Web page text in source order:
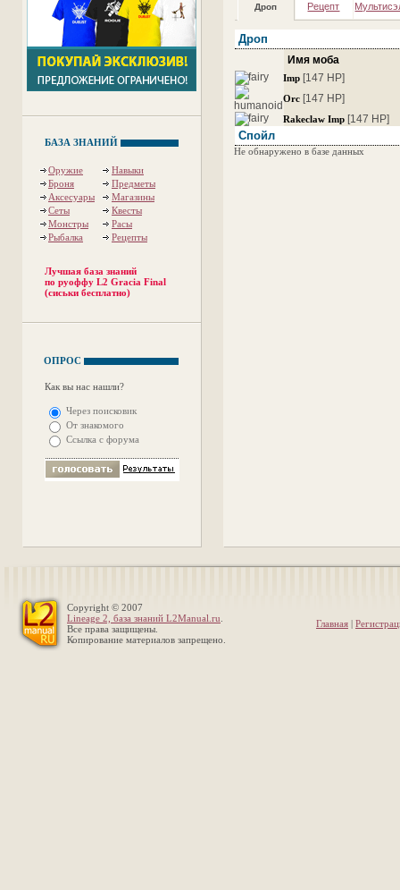
БАЗА ЗНАНИЙ
Оружие
Навыки
Броня
Предметы
Аксесуары
Магазины
Сеты
Квесты
Монстры
Расы
Рыбалка
Рецепты
Лучшая база знаний
по руоффу L2 Gracia Final
(сиськи бесплатно)
ОПРОС
Как вы нас нашли?
Через поисковик
От знакомого
Ссылка с форума
Дроп Рецепт
Дроп
Имя моба
Imp [147 HP]
Orc [147 HP]
Rakeclaw Imp [147 HP]
Спойл
Не обнаружено в базе данных
Copyright © 2007
Lineage 2, база знаний L2Manual.ru
Все права защищены.
Копирование материалов запрещено.
Главная |